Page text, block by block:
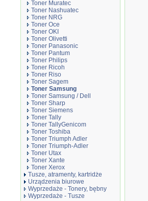
Toner Muratec
Toner Nashuatec
Toner NRG
Toner Oce
Toner OKI
Toner Olivetti
Toner Panasonic
Toner Pantum
Toner Philips
Toner Ricoh
Toner Riso
Toner Sagem
Toner Samsung
Toner Samsung / Dell
Toner Sharp
Toner Siemens
Toner Tally
Toner TallyGenicom
Toner Toshiba
Toner Triumph Adler
Toner Triumph-Adler
Toner Utax
Toner Xante
Toner Xerox
Tusze, atramenty, kartridże
Urządzenia biurowe
Wyprzedaże - Tonery, bębny
Wyprzedaże - Tusze